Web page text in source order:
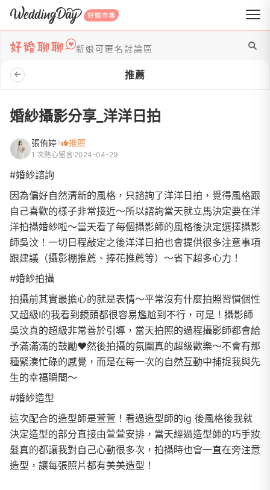
WeddingDay 好婚市集
新娘可匿名討論區
推薦
婚紗攝影分享_洋洋日拍
張侑婷 推薦
1 次熱心留言 2024-04-29
#婚紗諮詢
因為偏好自然清新的風格，只諮詢了洋洋日拍，覺得風格跟
自己喜歡的樣子非常接近～所以諮詢當天就立馬決定要在洋
洋拍攝婚紗啦～當天看了每個攝影師的風格後決定選擇攝影
師吳汶！一切日程敲定之後洋洋日拍也會提供很多注意事項
跟建議（攝影棚推薦、捧花推薦等）～省下超多心力！
#婚紗拍攝
拍攝前其實最擔心的就是表情～平常沒有什麼拍照習慣個性
又超級I的我看到鏡頭都很容易尷尬到不行，可是！攝影師
吳汶真的超級非常善於引導，當天拍照的過程攝影師都會給
予滿滿滿的鼓勵❤️然後拍攝的氛圍真的超級歡樂～不會有那
種緊湊忙碌的感覺，而是在每一次的自然互動中捕捉我與先
生的幸福瞬間～
#婚紗造型
這次配合的造型師是萱萱！看過造型師的ig 後風格後我就
決定造型的部分直接由萱萱安排，當天經過造型師的巧手妝
髮真的都讓我對自己心動很多次，拍攝時也會一直在旁注意
造型，讓每張照片都有美美造型！